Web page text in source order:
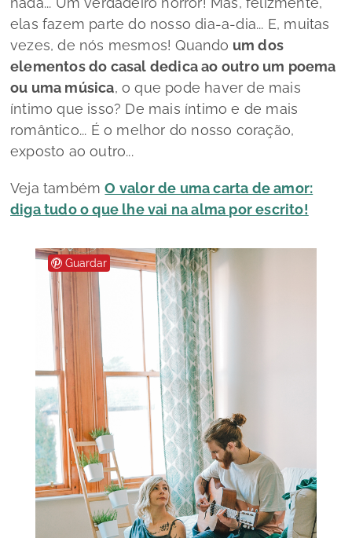
elas fazem parte do nosso dia-a-dia... E, muitas
vezes, de nós mesmos! Quando um dos
elementos do casal dedica ao outro um poema
ou uma música, o que pode haver de mais
íntimo que isso? De mais íntimo e de mais
romântico... É o melhor do nosso coração,
exposto ao outro...
Veja tambémO valor de uma carta de amor:
diga tudo o que lhe vai na alma por escrito!
Guardar